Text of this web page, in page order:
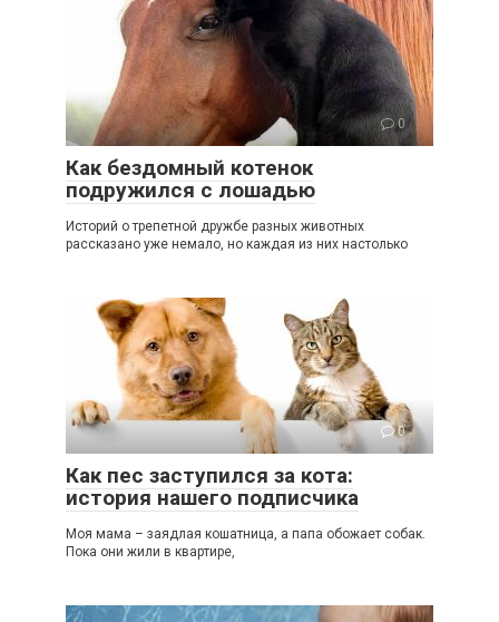
0
Как бездомный котенок
подружился с лошадью
Историй о трепетной дружбе разных животных
рассказано уже немало, но каждая из них настолько
0
Как пес заступился за кота:
история нашего подписчика
Моя мама – заядлая кошатница, а папа обожает собак.
Пока они жили в квартире,